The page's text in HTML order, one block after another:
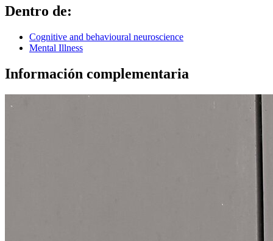
Dentro de:
Cognitive and behavioural neuroscience
Mental Illness
Información complementaria